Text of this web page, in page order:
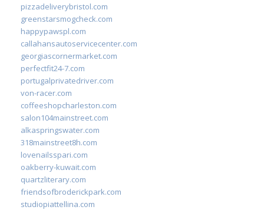
pizzadeliverybristol.com
greenstarsmogcheck.com
happypawspl.com
callahansautoservicecenter.com
georgiascornermarket.com
perfectfit24-7.com
portugalprivatedriver.com
von-racer.com
coffeeshopcharleston.com
salon104mainstreet.com
alkaspringswater.com
318mainstreet8h.com
lovenailsspari.com
oakberry-kuwait.com
quartzliterary.com
friendsofbroderickpark.com
studiopiattellina.com